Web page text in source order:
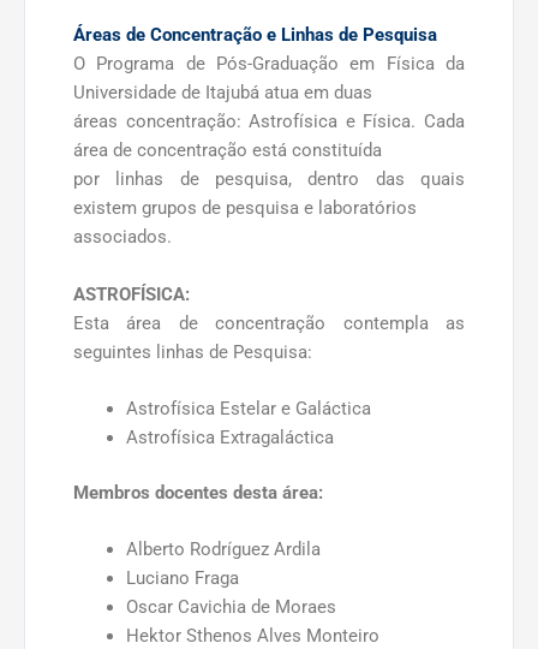
Áreas de Concentração e Linhas de Pesquisa
O Programa de Pós-Graduação em Física da
Universidade de Itajubá atua em duas
áreas concentração: Astrofísica e Física. Cada
área de concentração está constituída
por linhas de pesquisa, dentro das quais
existem grupos de pesquisa e laboratórios
associados.
ASTROFÍSICA:
Esta área de concentração contempla as
seguintes linhas de Pesquisa:
Astrofísica Estelar e Galáctica
Astrofísica Extragaláctica
Membros docentes desta área:
Alberto Rodríguez Ardila
Luciano Fraga
Oscar Cavichia de Moraes
Hektor Sthenos Alves Monteiro